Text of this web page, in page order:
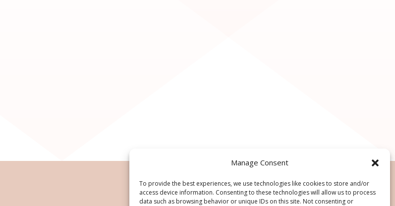
Manage Consent
To provide the best experiences, we use technologies like cookies to store and/or
access device information. Consenting to these technologies will allow us to process
data such as browsing behavior or unique IDs on this site. Not consenting or